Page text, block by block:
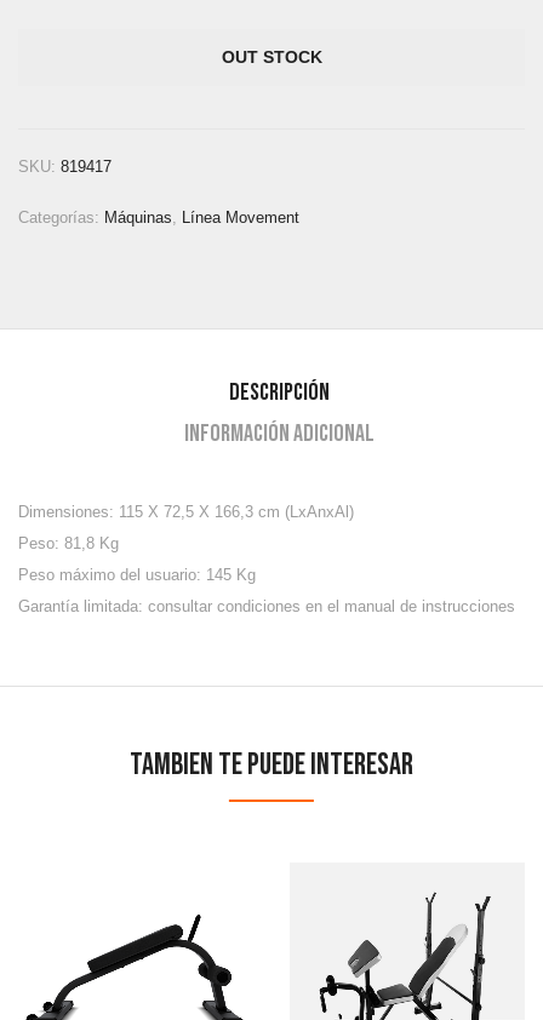
OUT STOCK
SKU: 819417
Categorías: Máquinas, Línea Movement
Descripción
Información adicional
Dimensiones: 115 X 72,5 X 166,3 cm (LxAnxAl)
Peso: 81,8 Kg
Peso máximo del usuario: 145 Kg
Garantía limitada: consultar condiciones en el manual de instrucciones
Tambien te puede interesar